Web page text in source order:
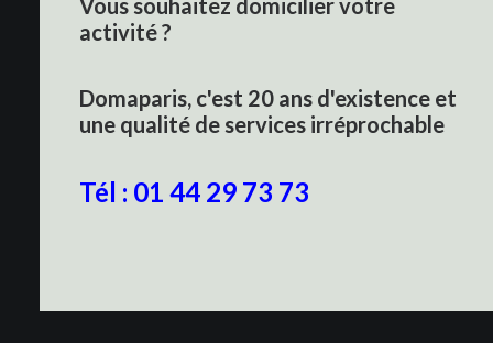
Vous souhaitez domicilier votre
activité ?
Domaparis, c'est 20 ans d'existence et
une qualité de services irréprochable
Tél : 01 44 29 73 73